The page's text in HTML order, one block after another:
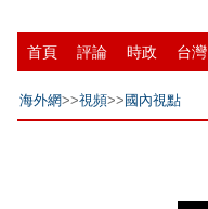
首頁 評論 時政 台灣
招商 縣域 環保 創投
海外網>>視頻>> 國內視點